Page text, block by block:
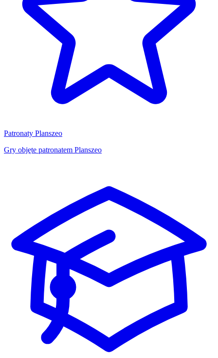
Patronaty Planszeo
Gry objęte patronatem Planszeo